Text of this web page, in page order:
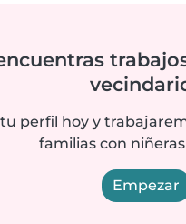
perfil hoy y
familias con
Empezar